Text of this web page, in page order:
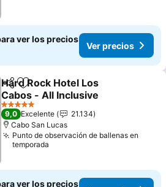
ver los precios
Ver precios
CompartirAñadir a favoritos
Hard Rock Hotel Los
Cabos - All Inclusive
5 Estrellas
9,0 Excelente
21.134
Cabo San Lucas
Punto de observación de ballenas en
temporada
ver los precios